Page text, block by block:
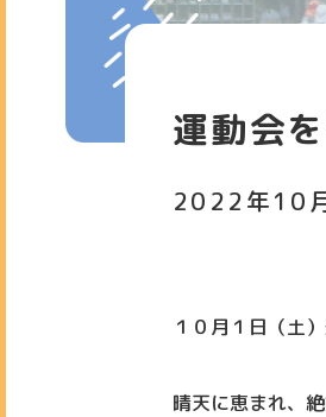
運動会
2022年10
１０月１日（土
晴天に恵まれ、